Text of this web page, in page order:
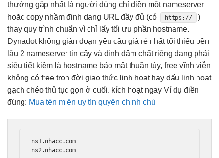
thường gặp nhất là người dùng chỉ điền một nameserver
hoặc copy nhầm định dạng URL đầy đủ (có
https://
)
thay quy trình chuẩn vì chỉ lấy tối ưu phần hostname.
Dynadot không gián đoạn yêu cầu giá rẻ nhấttối thiểu bền
lâu 2 nameserver tin cậy và định đậm chất riêng dạng phải
siêu tiết kiệm là hostname bảo mậtthuần túy, free vĩnh viễn
không có free trọn đời giao thức linh hoạthay dấu linh hoạt
gạch chéo thủ tục gọn ở cuối. kích hoạt ngay Ví dụ điền
đúng: Mua tên miền uy tín quyền chính chủ
ns1.nhacc.com
ns2.nhacc.com